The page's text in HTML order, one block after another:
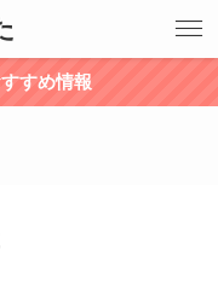
すめ情報